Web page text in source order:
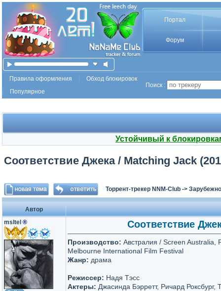
Портал
Форум
Правила оформления
Обход блокировок
Популярное
Поиск :
Устойчивый к
Соответствие Джека / Matching Jack
Торрент-трекер NNM-Club ->
Автор
msltel ® Соответствие
Производство: Австралия / Screen Australia,
Melbourne International Film Festival
Жанр: драма
Режиссер: Надя Тэсс
Актеры: Джасинда Бэрретт, Ричард Роксбург,